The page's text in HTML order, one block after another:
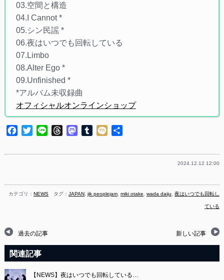
03.空間と構造
04.I Cannot *
05.シン民謡 *
06.夜はいつでも回転している
07.Limbo
08.Alter Ego *
09.Unfinished *
*アルバム未収録曲
オフィシャルオンラインショップ
Facebook
TwitterLine ThreadsMastodon
Tumblr
Mixi
2024.12.12 12:00
カテゴリ：NEWS タグ：JAPAN ,jik peoplejam ,miki otake ,wada daiju ,夜はいつでも回転し
ている
過去の記事 新しい記事
関連記事
【NEWS】夜はいつでも回転している…